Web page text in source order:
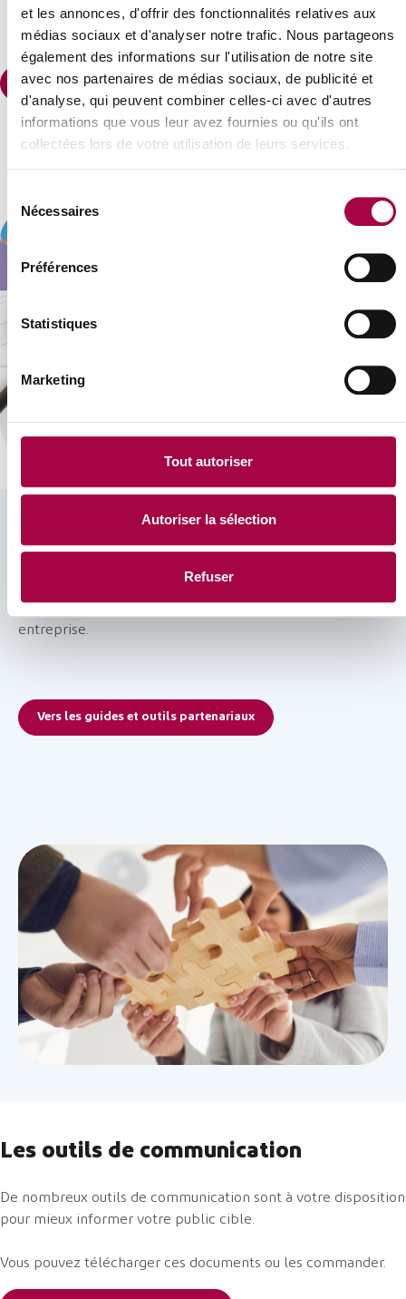
et les annonces, d'offrir des fonctionnalités relatives aux
médias sociaux et d'analyser notre trafic. Nous partageons
également des informations sur l'utilisation de notre site
avec nos partenaires de médias sociaux, de publicité et
d'analyse, qui peuvent combiner celles-ci avec d'autres
informations que vous leur avez fournies ou qu'ils ont
collectées lors de votre utilisation de leurs services.
consentement
Nécessaires
Préférences
Statistiques
Marketing
Tout autoriser
Autoriser la sélection
Refuser
Vers les études et analyses
Les guides et outils partenariaux
entreprise.
Vers les guides et outils partenariaux
Les outils de communication
De nombreux outils de communication sont à votre disposition
pour mieux informer votre public cible.
Vous pouvez télécharger ces documents ou les commander.